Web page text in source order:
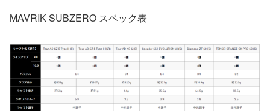
MAVRIK SUBZERO スペック表